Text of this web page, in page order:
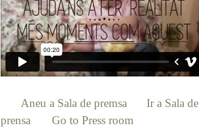
Aneu a Sala de premsa[:es] Ir a Sala de
prensa[:en] Go to Press room[:]